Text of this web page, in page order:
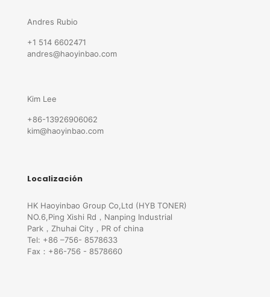
Andres Rubio
+1 514 6602471
andres@haoyinbao.com
Kim Lee
+86-13926906062
kim@haoyinbao.com
Localización
HK Haoyinbao Group Co,Ltd (HYB TONER)
NO.6,Ping Xishi Rd，Nanping Industrial
Park，Zhuhai City，PR of china
Tel: +86 –756- 8578633
Fax：+86-756 - 8578660